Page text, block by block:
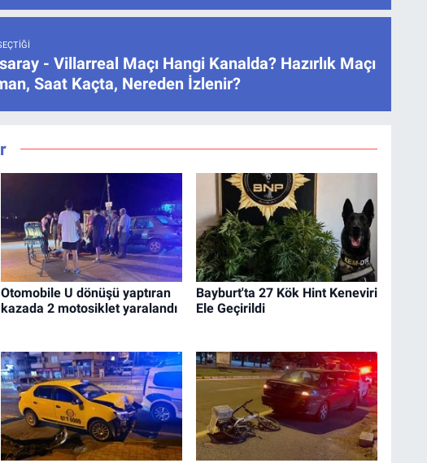
- Villarreal Maçı Hangi Kanalda? Hazırlık Maçı
Saat Kaçta, Nereden İzlenir?
Otomobile U dönüşü yaptıran
kazada 2 motosiklet yaralandı
Bayburt'ta 27 Kök Hint Keneviri
Ele Geçirildi